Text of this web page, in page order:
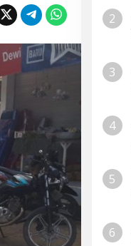
2
3
4
5
6